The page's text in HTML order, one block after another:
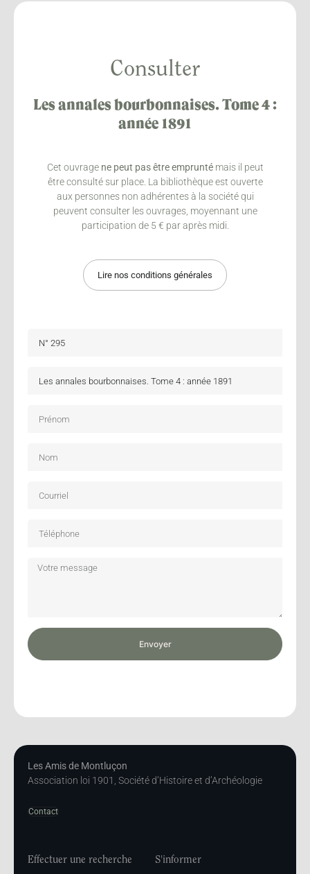
Consulter
Les annales bourbonnaises. Tome 4 :
année 1891
Cet ouvrage ne peut pas être empruntémais il peut
être consulté sur place. La bibliothèque est ouverte
aux personnes non adhérentes à la société qui
peuvent consulter les ouvrages, moyennant une
participation de 5 € par après midi.
Lire nos conditions générales
Envoyer
Les Amis de Montluçon
Association loi 1901, Société d’Histoire et d’Archéologie
Contact
Effectuer une recherche S'informer